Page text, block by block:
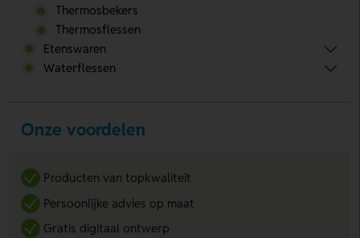
Thermosbekers
Thermosflessen
Etenswaren
Waterflessen
Onze voordelen
Producten van topkwaliteit
Persoonlijke advies op maat
Gratis digitaal ontwerp